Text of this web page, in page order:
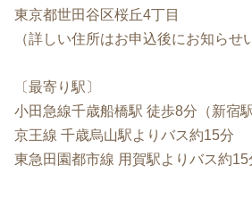
東京都世田谷区桜丘4丁目
（詳しい住所はお申込後にお知らせ
〔最寄り駅〕
小田急線千歳船橋駅 徒歩8分（新宿
京王線 千歳烏山駅よりバス約15分
東急田園都市線 用賀駅よりバス約15